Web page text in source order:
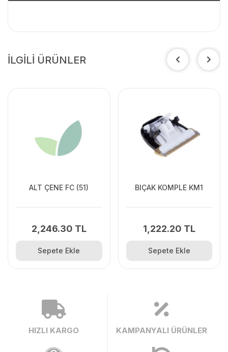
İLGİLİ ÜRÜNLER
ALT ÇENE FC (51)
2,246.30 TL
Sepete Ekle
BIÇAK KOMPLE KM1
1,222.20 TL
Sepete Ekle
HIZLI KARGO KAMPANYALI ÜRÜNLER